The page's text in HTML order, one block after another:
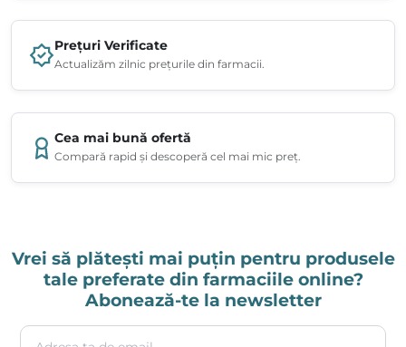
Prețuri Verificate
Actualizăm zilnic prețurile din farmacii.
Cea mai bună ofertă
Compară rapid și descoperă cel mai mic preț.
Vrei să plătești mai puțin pentru produsele
tale preferate din farmaciile online?
Abonează-te la newsletter
Adresa ta de email